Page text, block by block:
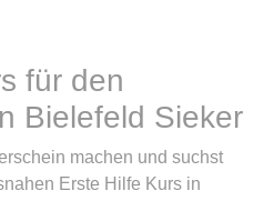
für den
Bielefeld Sieker
machen und suchst
Erste Hilfe Kurs in